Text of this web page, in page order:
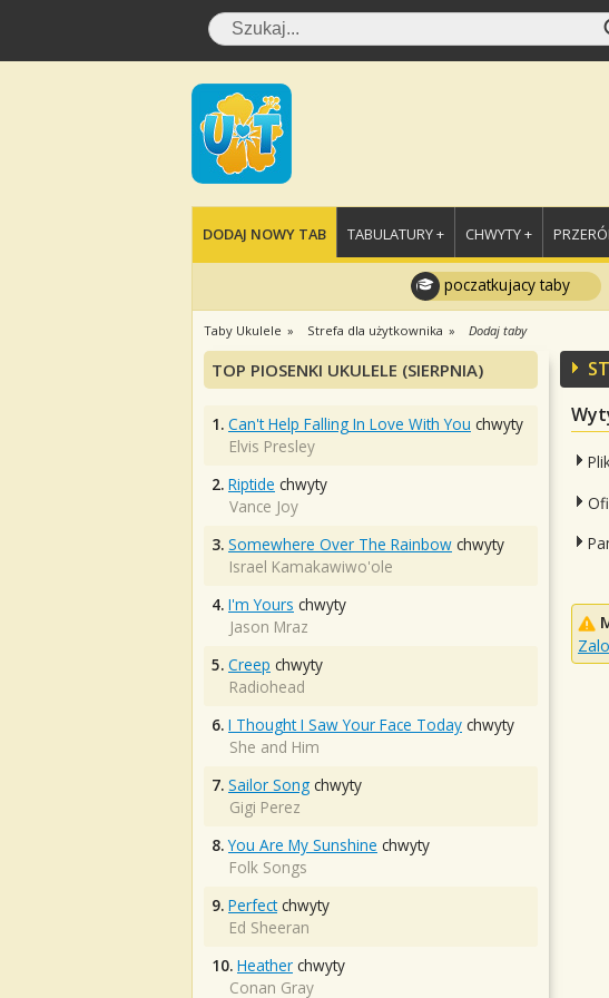
DODAJ NOWY TAB TABULATURY + CHWYTY +
poczatkujacy taby
Taby Ukulele Strefa dla użytkownika Dodaj taby
TOP PIOSENKI UKULELE (SIERPNIA)
1. Can't Help Falling In Love With You chwyty
Elvis Presley
2. Riptide chwyty
Vance Joy
3. Somewhere Over The Rainbow chwyty
Israel Kamakawiwo'ole
4. I'm Yours chwyty
Jason Mraz
5. Creep chwyty
Radiohead
6. I Thought I Saw Your Face Today chwyty
She and Him
7. Sailor Song chwyty
Gigi Perez
8. You Are My Sunshine chwyty
Folk Songs
9. Perfectchwyty
Ed Sheeran
10. Heather chwyty
Conan Gray